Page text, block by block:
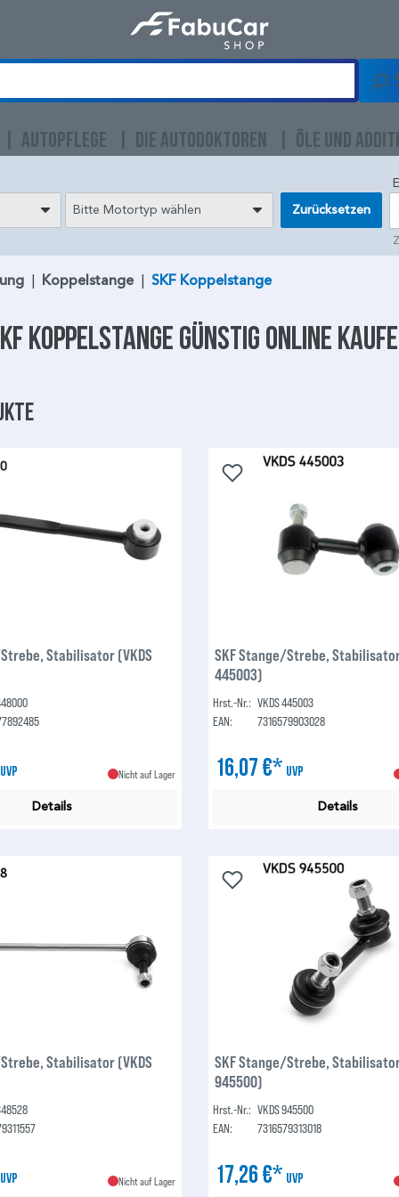
AUTOPFLEGE DIE AUTODOKTOREN ÖLE UND
Bitte Motortyp wählen Zurücksetzen
Koppelstange SKF Koppelstange
Koppelstange günstig online
Stabilisator (VKDS
UVP Nicht auf Lager
Details
SKF Stange/Strebe,
445003)
Hrst.-Nr.: VKDS 445003
EAN:
7316579903028
16,07 €* UVP
Details
Stabilisator (VKDS
UVP Nicht auf Lager
SKF Stange/Strebe,
945500)
Hrst.-Nr.: VKDS 945500
EAN:
7316579313018
17,26 €* UVP